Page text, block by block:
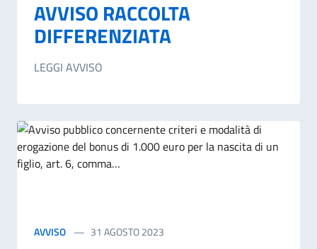
AVVISO RACCOLTA
DIFFERENZIATA
LEGGI AVVISO
AVVISO 31 AGOSTO 2023